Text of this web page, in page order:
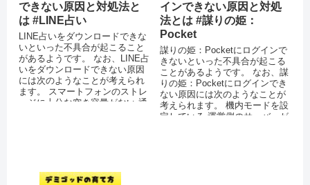
できない原因と対処法と
は #LINE占い
LINE占いをダウンロードできな
いといった不具合が起こること
があるようです。 なお、LINE占
いをダウンロードできない原因
には次のようなことが考えられ
ます。 スマートフォンのストレ
ージに十分な空き容量がない 通
インできない原因と対処
法とは #謀りの姫：
Pocket
謀りの姫：Pocketにログインで
きないといった不具合が起こる
ことがあるようです。 なお、謀
りの姫：Pocketにログインでき
ない原因には次のようなことが
考えられます。 機内モードを設
定している 運営側のサーバーが